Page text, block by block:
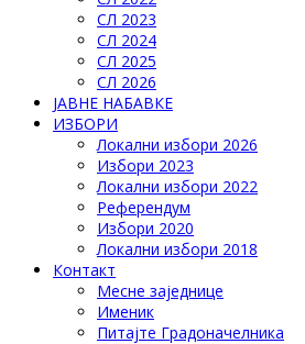
СЛ 2023
СЛ 2024
СЛ 2025
СЛ 2026
ЈАВНЕ НАБАВКЕ
ИЗБОРИ
Локални избори 2026
Избори 2023
Локални избори 2022
Референдум
Избори 2020
Локални избори 2018
Контакт
Месне заједнице
Именик
Питајте Градоначелника